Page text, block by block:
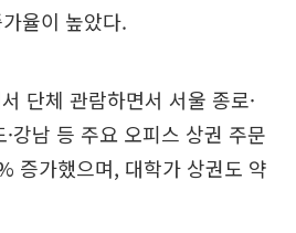
율이 높았다.
단체 관람하면서 서울 종로·
·강남 등 주요 오피스 상권 주문
증가했으며, 대학가 상권도 약